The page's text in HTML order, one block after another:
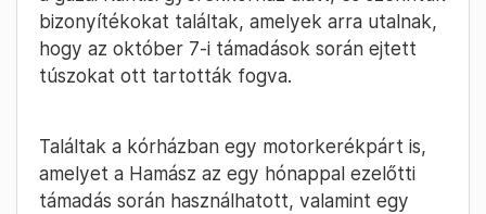
bizonyítékokat találtak, amelyek arra utalnak,
hogy az október 7-i támadások során ejtett
túszokat ott tartották fogva.
Találtak a kórházban egy motorkerékpárt is,
amelyet a Hamász az egy hónappal ezelőtti
támadás során használhatott, valamint egy